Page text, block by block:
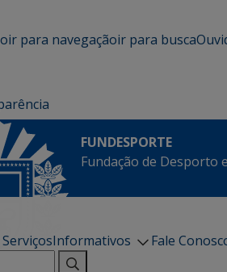
ir para navegaçãoir para busca
FUNDESPORTE
Fundação de Desporto
ServiçosInformativos
Fale